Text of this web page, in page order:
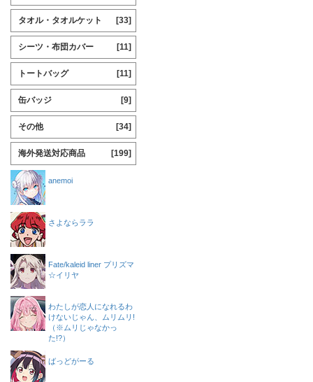
タオル・タオルケット [33]
シーツ・布団カバー [11]
トートバッグ [11]
缶バッジ [9]
その他 [34]
海外発送対応商品 [199]
anemoi
さよならララ
Fate/kaleid liner プリズマ
☆イリヤ
わたしが恋人になれるわ
けないじゃん、ムリムリ!
（※ムリじゃなかっ
た!?）
ばっどがーる